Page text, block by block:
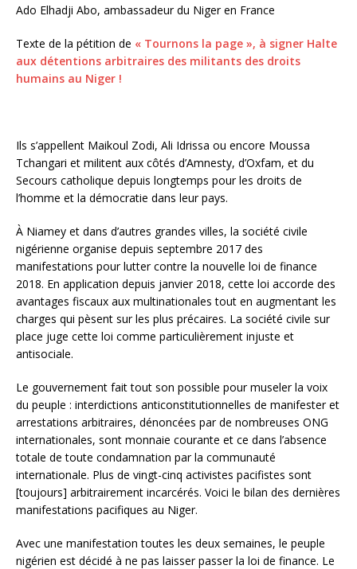
Ado Elhadji Abo, ambassadeur du Niger en France
Texte de la pétition de « Tournons la page », à signer Halte
aux détentions arbitraires des militants des droits
humains au Niger !
Ils s’appellent Maikoul Zodi, Ali Idrissa ou encore Moussa
Tchangari et militent aux côtés d’Amnesty, d’Oxfam, et du
Secours catholique depuis longtemps pour les droits de
l’homme et la démocratie dans leur pays.
À Niamey et dans d’autres grandes villes, la société civile
nigérienne organise depuis septembre 2017 des
manifestations pour lutter contre la nouvelle loi de finance
2018. En application depuis janvier 2018, cette loi accorde des
avantages fiscaux aux multinationales tout en augmentant les
charges qui pèsent sur les plus précaires. La société civile sur
place juge cette loi comme particulièrement injuste et
antisociale.
Le gouvernement fait tout son possible pour museler la voix
du peuple : interdictions anticonstitutionnelles de manifester et
arrestations arbitraires, dénoncées par de nombreuses ONG
internationales, sont monnaie courante et ce dans l’absence
totale de toute condamnation par la communauté
internationale. Plus de vingt-cinq activistes pacifistes sont
[toujours] arbitrairement incarcérés. Voici le bilan des dernières
manifestations pacifiques au Niger.
Avec une manifestation toutes les deux semaines, le peuple
nigérien est décidé à ne pas laisser passer la loi de finance. Le